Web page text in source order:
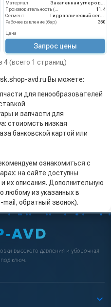
Материал
Закаленная углеродистая сталь с цинковым покрытием
Производительность (л/мин)
11.4
Сегмент
Гидравлический сегмент
Рабочее давление (бар)
350
Цена
Запрос цены
4 (всего 1 страниц)
avd.ru Вы можете:
для пенообразователей
и запчасти для
стоиомсть низкая
банковской картой или
ознакомиться с
на сайте доступны
их описания. Дополнительную
любому из указанных в
обратный звонок).
высокого давления и уборочная
ключ.